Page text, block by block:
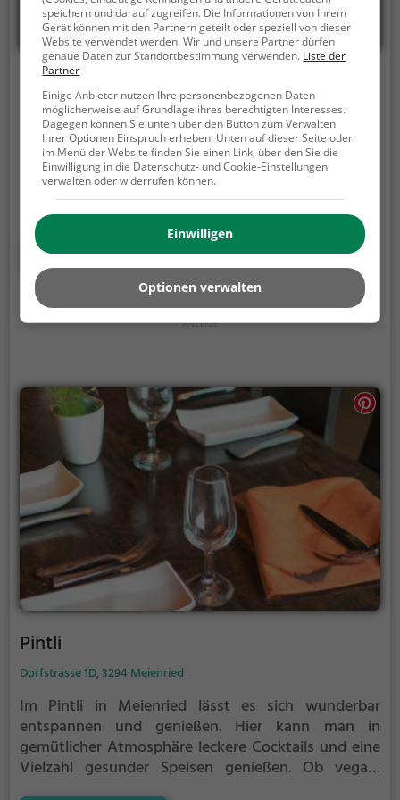
Dock 4
Ländtestrasse 4, 2502 Biel/Bienne
Tauche ein in die vielseitige Welt der Bar Dock 4 in
Biel/Bienne. Hier findet man eine breite Auswahl an
Bieren, Weinen und Cocktails, die den Gaumen
verwöhnen. Auch für den kleinen oder großen
Hunger ist gesorgt, mit leckeren vegetarischen
Gerichten, Frühstück und Brunch. Das stilvolle
Ambiente lädt zum Verweilen ein und macht den
Besuch zu einem rundum gelungenen Erlebnis. Ein
Ort, der für Genuss und Gemütlichkeit steht.
Mehr erfahren
Pintli
Dorfstrasse 1D, 3294 Meienried
Im Pintli in Meienried lässt es sich wunderbar
entspannen und genießen. Hier kann man in
gemütlicher Atmosphäre leckere Cocktails und eine
Vielzahl gesunder Speisen genießen. Ob vegan,
speichern und darauf zugreifen. Die Informationen von Ihrem
Gerät können mit den Partnern geteilt oder speziell von dieser
Website verwendet werden. Wir und unsere Partner dürfen
genaue Daten zur Standortbestimmung verwenden. Liste der
Partner
Einige Anbieter nutzen Ihre personenbezogenen Daten
möglicherweise auf Grundlage ihres berechtigten Interesses.
Dagegen können Sie unten über den Button zum Verwalten
Ihrer Optionen Einspruch erheben. Unten auf dieser Seite oder
im Menü der Website finden Sie einen Link, über den Sie die
Einwilligung in die Datenschutz- und Cookie-Einstellungen
verwalten oder widerrufen können.
Einwilligen
Optionen verwalten